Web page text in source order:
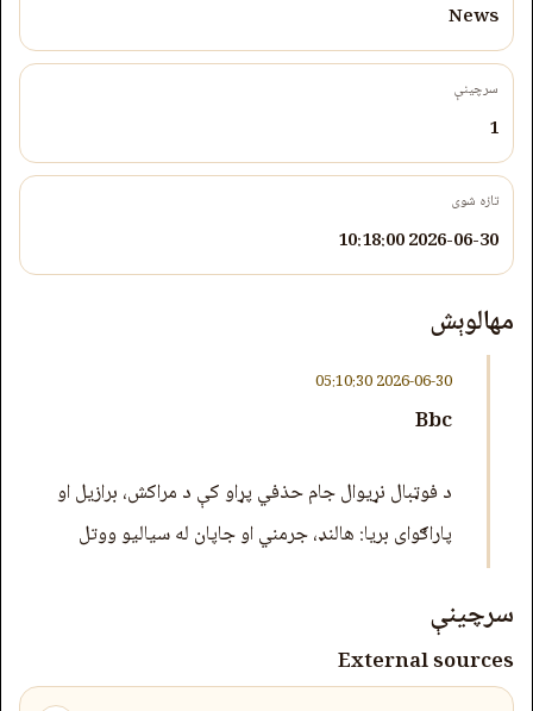
News
سرچینې
1
تازه شوی
2026-06-30 10:18:00
مهالوېش
2026-06-30 05:10:30
Bbc
د فوټبال نړیوال جام حذفي‌ پړاو کې د مراکش، برازیل او
پاراګوای بریا: هالنډ، جرمني او جاپان له سیالیو ووتل
سرچینې
External sources